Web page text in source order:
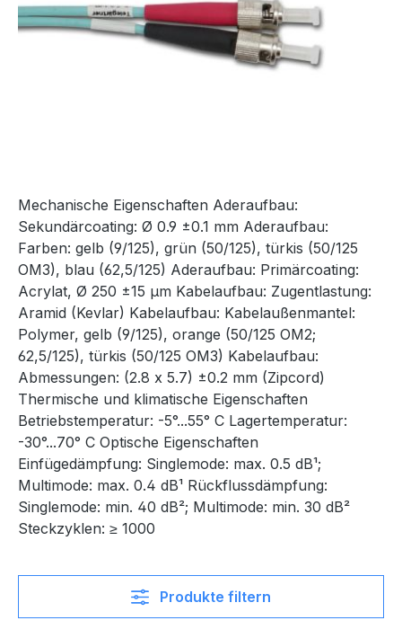
Mechanische Eigenschaften Aderaufbau:
Sekundärcoating: Ø 0.9 ±0.1 mm Aderaufbau:
Farben: gelb (9/125), grün (50/125), türkis (50/125
OM3), blau (62,5/125) Aderaufbau: Primärcoating:
Acrylat, Ø 250 ±15 µm Kabelaufbau: Zugentlastung:
Aramid (Kevlar) Kabelaufbau: Kabelaußenmantel:
Polymer, gelb (9/125), orange (50/125 OM2;
62,5/125), türkis (50/125 OM3) Kabelaufbau:
Abmessungen: (2.8 x 5.7) ±0.2 mm (Zipcord)
Thermische und klimatische Eigenschaften
Betriebstemperatur: -5°...55° C Lagertemperatur:
-30°...70° C Optische Eigenschaften
Einfügedämpfung: Singlemode: max. 0.5 dB¹;
Multimode: max. 0.4 dB¹ Rückflussdämpfung:
Singlemode: min. 40 dB²; Multimode: min. 30 dB²
Steckzyklen: ≥ 1000
Produkte filtern